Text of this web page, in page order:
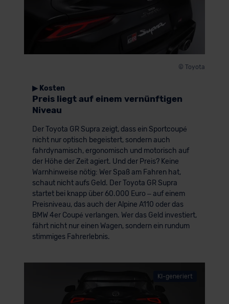
der EU erfolgt, erfolgt dies ausschließlich auf der
Grundlage eines Angemessenheitsbeschlusses der EU-
Kommission (Art. 45 Abs. 1 DSGVO), von
Standarddatenschutzklauseln (Art. 46 Abs. 2 lit. c
erteilen. Nähere Informationen zu den bestehenden
Datenschutzklauseln können Sie über den Kontakt zu
unserem Datenschutzbeauftragten unter
datenschutz@meinauto.de anfordern.
Datenschutzerklärung |Impressum
© Toyota
▶ Kosten
Preis liegt auf einem vernünftigen
Niveau
Der Toyota GR Supra zeigt, dass ein Sportcoupé
nicht nur optisch begeistert, sondern auch
fahrdynamisch, ergonomisch und motorisch auf
der Höhe der Zeit agiert. Und der Preis? Keine
Warnhinweise nötig: Wer Spaß am Fahren hat,
schaut nicht aufs Geld. Der Toyota GR Supra
startet bei knapp über 60.000 Euro – auf einem
Preisniveau, das auch der Alpine A110 oder das
BMW 4er Coupé verlangen. Wer das Geld investiert,
fährt nicht nur einen Wagen, sondern ein rundum
stimmiges Fahrerlebnis.
KI-generiert